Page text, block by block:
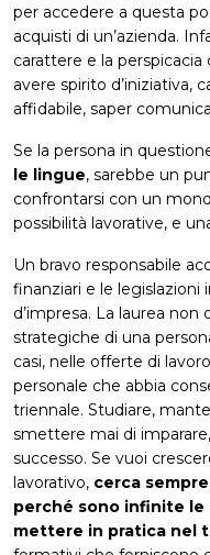
per accedere a questa
acquisti di un’azienda.
carattere e la perspicacia
avere spirito d’iniziativa,
affidabile, saper
Se la persona in
le lingue, sarebbe un
confrontarsi con un
possibilità lavorative, e
Un bravo responsabile
finanziari e le legislazioni
d’impresa. La laurea
strategiche di una
casi, nelle offerte di
personale che abbia
triennale. Studiare,
smettere mai di
successo. Se vuoi
lavorativo, cerca
perché sono infinite le
mettere in pratica nel